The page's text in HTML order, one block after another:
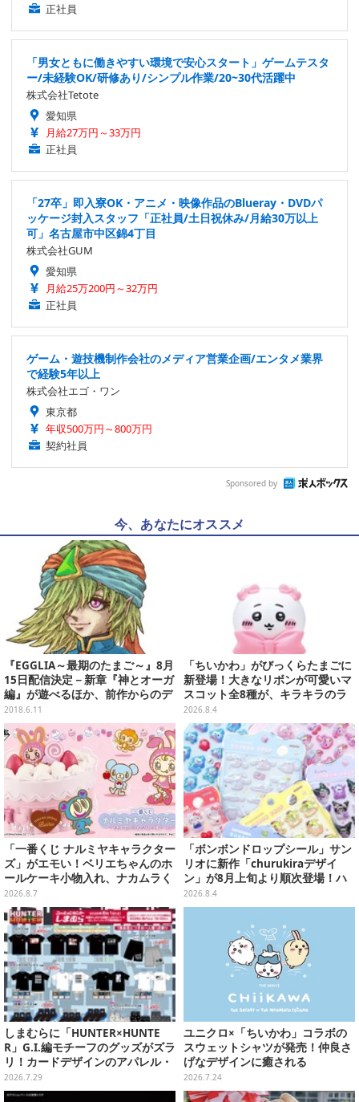
正社員
「男女ともに働きやすい環境で安心スタート」ゲームテスタ
ー/未経験OK/研修あり/シンプル作業/20~30代活躍中
株式会社Tetote
愛知県
月給27万円～33万円
正社員
「27卒」即入寮OK・アニメ・映像作品のBlueray・DVDパ
ッケージ封入スタッフ「正社員/土日祝休み/月給30万以上
可」名古屋市中区錦4丁目
株式会社GUM
愛知県
月給25万200円～32万円
正社員
ゲーム・遊技機制作会社のメディア営業企画/エンタメ業界
で経験5年以上
株式会社エゴ・ワン
東京都
年収500万円～800万円
契約社員
Sponsored by
今、あなたにオススメ
『EGGLIA～最期のたまご～』8月
15日配信決定－新章『神とオーガ
編』が遊べるほか、前作からのデ
ータ引継ぎも可能
2018.6.11
「ちいかわ」がびっくらたまごに
新登場！大きなリボンが可愛いマ
スコット全8種が、キラキラのラ
メ入り入浴剤から飛び出す
2026.8.4
「一番くじ ナルミヤキャラクター
ズ」がエモい！ベリエちゃんのホ
ールケーキ小物入れ、ナカムラく
んのマスコットなどがズラリ
2026.8.7
「ボンボンドロップシール」サン
リオに新作「churukiraデザイ
ン」が8月上旬より順次登場！ハ
ローキティ、はぴだんぶいなど全
8種類
2026.8.4
しまむらに「HUNTER×HUNTE
R」G.I.編モチーフのグッズがズラ
リ！カードデザインのアパレル・
雑貨、ゴレイヌの「オレが3人分
になる…」も
2026.7.29
ユニクロ×「ちいかわ」コラボの
スウェットシャツが発売！仲良さ
げなデザインに癒される
2026.7.24